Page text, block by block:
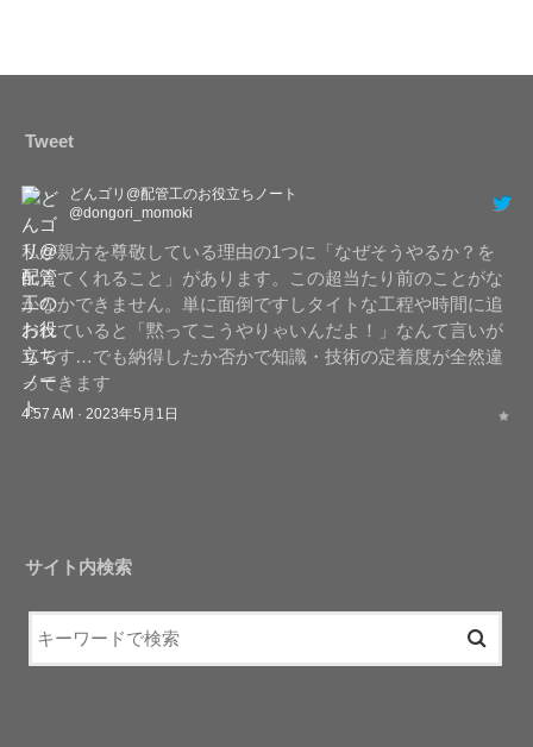
Tweet
どんゴリ@配管工のお役立ちノート
@dongori_momoki
私が親方を尊敬している理由の1つに「なぜそうやるか？を
伝えてくれること」があります。この超当たり前のことがな
かなかできません。単に面倒ですしタイトな工程や時間に追
われていると「黙ってこうやりゃいんだよ！」なんて言いが
ちです…でも納得したか否かで知識・技術の定着度が全然違
ってきます
4:57 AM · 2023年5月1日
サイト内検索